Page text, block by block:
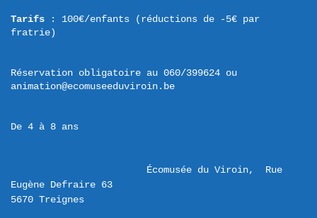
Tarifs : 100€/enfants (réductions de -5€ par
fratrie)
Réservation obligatoire au 060/399624 ou
animation@ecomuseeduviroin.be
De 4 à 8 ans
Écomusée du Viroin,  Rue
Eugène Defraire 63